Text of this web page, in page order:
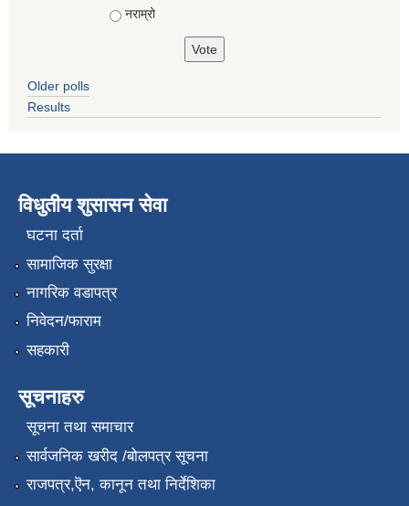
नराम्रो
Older polls
Results
विधुतीय शुसासन सेवा
घटना दर्ता
सामाजिक सुरक्षा
नागरिक वडापत्र
निवेदन/फाराम
सहकारी
सूचनाहरु
सूचना तथा समाचार
सार्वजनिक खरीद /बोलपत्र सूचना
राजपत्र,ऎन, कानून तथा निर्देशिका